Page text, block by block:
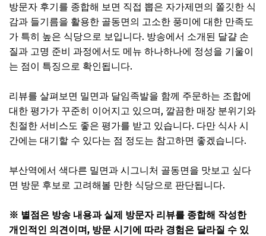
방문자 후기를 종합해 보면 직접 뽑은 자가제면의 쫄깃한 식
감과 들기름을 활용한 골동면의 고소한 풍미에 대한 만족도
가 특히 높은 식당으로 보입니다. 방송에서 소개된 달걀 손
질과 고명 준비 과정에서도 메뉴 하나하나에 정성을 기울이
는 점이 특징으로 확인됩니다.
리뷰를 살펴보면 밀면과 달임족발을 함께 주문하는 조합에
대한 평가가 꾸준히 이어지고 있으며, 깔끔한 매장 분위기와
친절한 서비스도 좋은 평가를 받고 있습니다. 다만 식사 시
간에는 대기할 수 있다는 점 정도는 참고하면 좋겠습니다.
부산역에서 색다른 밀면과 시그니처 골동면을 맛보고 싶다
면 방문 후보로 고려해볼 만한 식당으로 판단됩니다.
※ 별점은 방송 내용과 실제 방문자 리뷰를 종합해 작성한
개인적인 의견이며, 방문 시기에 따라 경험은 달라질 수 있